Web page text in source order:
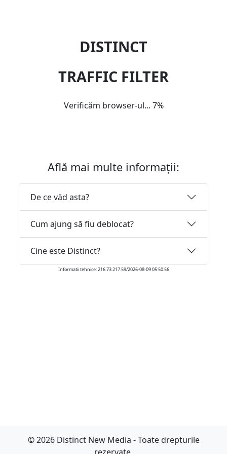
DISTINCT
TRAFFIC FILTER
Verificăm browser-ul... 7%
Află mai multe informații:
De ce văd asta?
Cum ajung să fiu deblocat?
Cine este Distinct?
Informatii tehnice: 216.73.217.59/2026-08-09 05:50:56
© 2026 Distinct New Media - Toate drepturile